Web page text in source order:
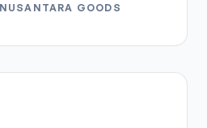
GOODS